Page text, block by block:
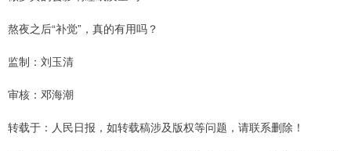
熬夜之后“补觉”，真的有用吗？
监制：刘玉清
审核：邓海潮
转载于：人民日报，如转载稿涉及版权等问题，请联系删除！